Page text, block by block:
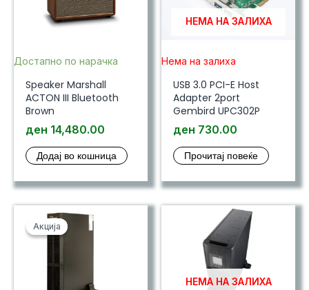
Достапно по нарачка
Speaker Marshall
ACTON III Bluetooth
Brown
ден 14,480.00
Додај во кошница
НЕМА НА ЗАЛИХА
Нема на залиха
USB 3.0 PCI-E Host
Adapter 2port
Gembird UPC302P
ден 730.00
Прочитај повеќе
Акција
Акција
НЕМА НА ЗАЛИХА